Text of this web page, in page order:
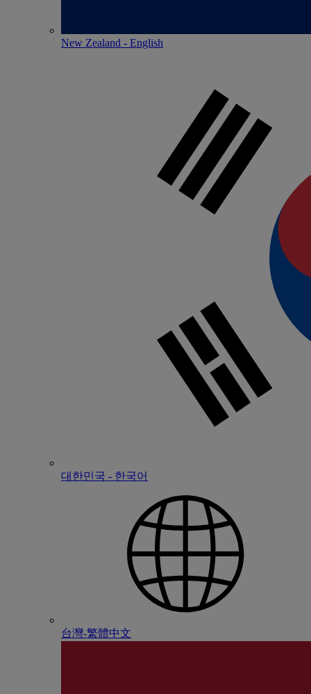
New Zealand - English
대한민국 - 한국어
台灣-繁體中文